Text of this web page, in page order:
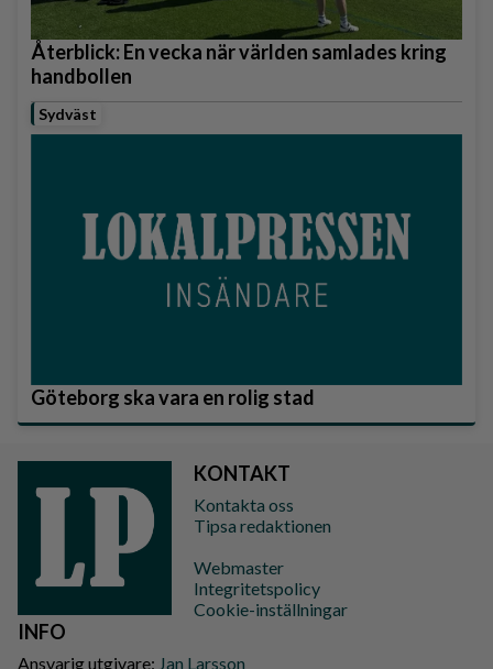
Återblick: En vecka när världen samlades kring
handbollen
Sydväst
Göteborg ska vara en rolig stad
KONTAKT
Kontakta oss
Tipsa redaktionen
Webmaster
Integritetspolicy
Cookie-inställningar
INFO
Ansvarig utgivare: Jan Larsson